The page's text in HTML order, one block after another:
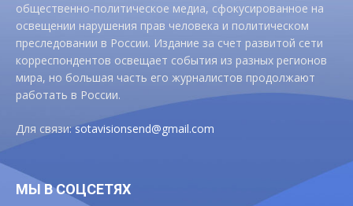
общественно-политическое медиа, сфокусированное на
освещении нарушения прав человека и политическом
преследовании в России. Издание за счет развитой сети
корреспондентов освещает события из разных регионов
мира, но большая часть его журналистов продолжают
работать в России.
Для связи:sotavisionsend@gmail.com
МЫ В СОЦСЕТЯХ